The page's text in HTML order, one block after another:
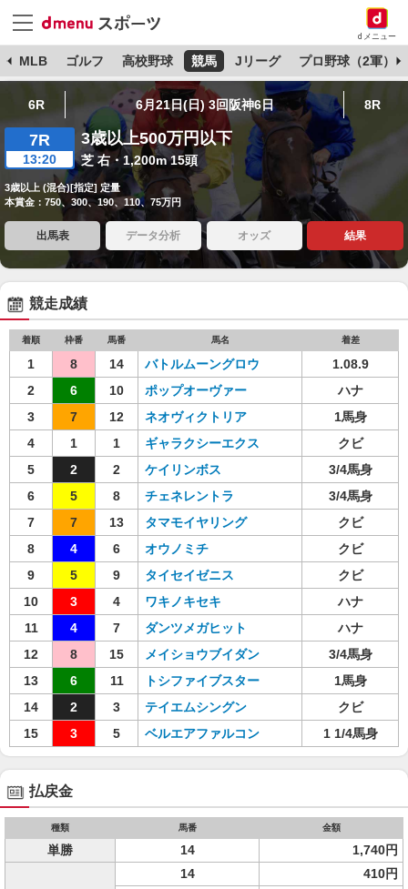
dメニュー
MLB ゴルフ 高校野球 競馬 Jリーグ プロ野球（2軍）
6R 6月21日(日) 3回阪神6日 8R
7R
13:20
3歳以上500万円以下
芝 右・1,200m 15頭
3歳以上 (混合)[指定] 定量
本賞金：750、300、190、110、75万円
出馬表 データ分析 オッズ 結果
競走成績
着順 枠番 馬番 馬名 着差
1 8 14 バトルムーングロウ
1.08.9
2
6 10 ポップオーヴァー
ハナ
3
7 12 ネオヴィクトリア
1馬身
4
1 1 ギャラクシーエクス
クビ
5
2 2 ケイリンボス
3/4馬身
6
5 8 チェネレントラ
3/4馬身
7
7 13 タマモイヤリング
クビ
8
4 6 オウノミチ
クビ
9
5 9 タイセイゼニス
クビ
10
3 4 ワキノキセキ
ハナ
11
4 7 ダンツメガヒット
ハナ
12
8 15 メイショウブイダン
3/4馬身
13
6 11 トシファイブスター
1馬身
14
2 3 テイエムシングン
クビ
15
3 5 ベルエアファルコン 1 1/4馬身
払戻金
種類 馬番 金額
単勝 14 1,740円
14
410円